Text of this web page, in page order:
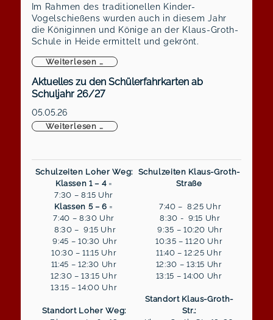
Im Rahmen des traditionellen Kinder-
Vogelschießens wurden auch in diesem Jahr
die Königinnen und Könige an der Klaus-Groth-
Schule in Heide ermittelt und gekrönt.
Weiterlesen …Königliche Majestäten gekrönt
Aktuelles zu den Schülerfahrkarten ab
Schuljahr 26/27
05.05.26
Weiterlesen … Aktuelles zu den Schülerfahrkarten ab
Schulzeiten Loher Weg:
Klassen 1 – 4 =
7:30 – 8:15 Uhr
Klassen 5 – 6 =
7:40 – 8:30 Uhr
8:30 – 9:15 Uhr
9:45 – 10:30 Uhr
10:30 – 11:15 Uhr
11:45 – 12:30 Uhr
12:30 – 13:15 Uhr
13:15 – 14:00 Uhr
Standort Loher Weg:
Schulzeiten Klaus-Groth-
Straße
7:40 – 8:25 Uhr
8:30 - 9:15 Uhr
9:35 – 10:20 Uhr
10:35 – 11:20 Uhr
11:40 – 12:25 Uhr
12:30 – 13:15 Uhr
13:15 – 14:00 Uhr
Standort Klaus-Groth-
Str.: